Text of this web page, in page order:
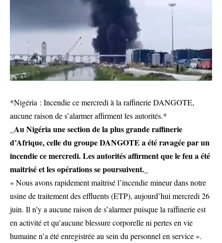
*Nigéria : Incendie ce mercredi à la raffinerie DANGOTE,
aucune raison de s’alarmer affirment les autorités.*
_Au Nigéria une section de la plus grande raffinerie
d’Afrique, celle du groupe DANGOTE a été ravagée par un
incendie ce mercredi. Les autorités affirment que le feu a été
maitrisé et les opérations se poursuivent._
« Nous avons rapidement maîtrisé l’incendie mineur dans notre
usine de traitement des effluents (ETP), aujourd’hui mercredi 26
juin. Il n’y a aucune raison de s’alarmer puisque la raffinerie est
en activité et qu’aucune blessure corporelle ni pertes en vie
humaine n’a été enregistrée au sein du personnel en service ».